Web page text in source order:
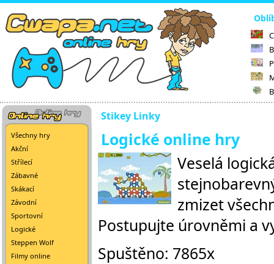
Všechny hry
Akční
Střílecí
Zábavné
Skákací
Závodní
Sportovní
Logické
Steppen Wolf
Filmy online
Stikey Linky
Logické online hry
Veselá
zmizet
Postupujte úrovněmi a
Spuštěno: 7865x